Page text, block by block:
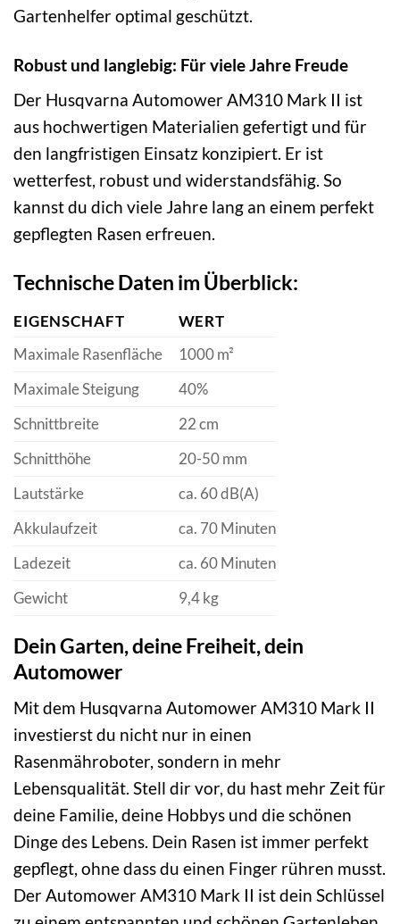
Gartenhelfer optimal geschützt.
Robust und langlebig: Für viele Jahre Freude
Der Husqvarna Automower AM310 Mark II ist
aus hochwertigen Materialien gefertigt und für
den langfristigen Einsatz konzipiert. Er ist
wetterfest, robust und widerstandsfähig. So
kannst du dich viele Jahre lang an einem perfekt
gepflegten Rasen erfreuen.
Technische Daten im Überblick:
EIGENSCHAFT
WERT
Maximale Rasenfläche
1000 m²
Maximale Steigung
40%
Schnittbreite
22 cm
Schnitthöhe
20-50 mm
Lautstärke
ca. 60 dB(A)
Akkulaufzeit
ca. 70 Minuten
Ladezeit
ca. 60 Minuten
Gewicht
9,4 kg
Dein Garten, deine Freiheit, dein
Automower
Mit dem Husqvarna Automower AM310 Mark II
investierst du nicht nur in einen
Rasenmähroboter, sondern in mehr
Lebensqualität. Stell dir vor, du hast mehr Zeit für
deine Familie, deine Hobbys und die schönen
Dinge des Lebens. Dein Rasen ist immer perfekt
gepflegt, ohne dass du einen Finger rühren musst.
Der Automower AM310 Mark II ist dein Schlüssel